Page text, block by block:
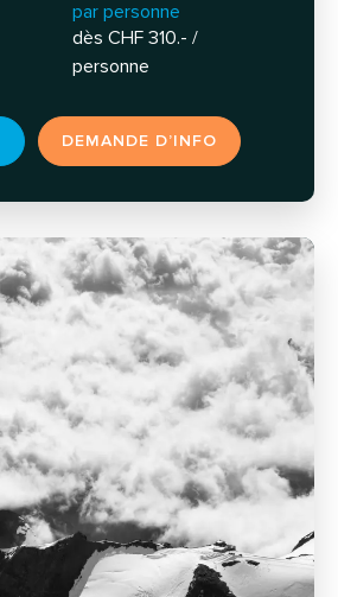
par personne
dès CHF 310.- /
personne
DEMANDE D’INFO